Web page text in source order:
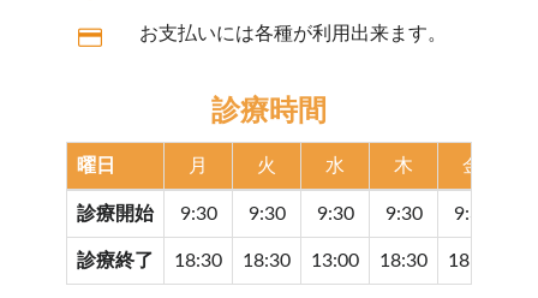
お支払いには各種が利用出来ます。
診療時間
曜日 月 火 水 木 金
診療開始 9:30 9:30 9:30 9:30 9:30
診療終了 18:30 18:30 13:00 18:30 18:30